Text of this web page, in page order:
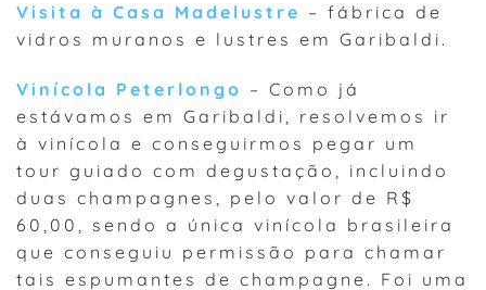
Visita à Casa Madelustre – fábrica de
vidros muranos e lustres em Garibaldi.
Vinícola Peterlongo – Como já
estávamos em Garibaldi, resolvemos ir
à vinícola e conseguirmos pegar um
tour guiado com degustação, incluindo
duas champagnes, pelo valor de R$
60,00, sendo a única vinícola brasileira
que conseguiu permissão para chamar
tais espumantes de champagne. Foi uma